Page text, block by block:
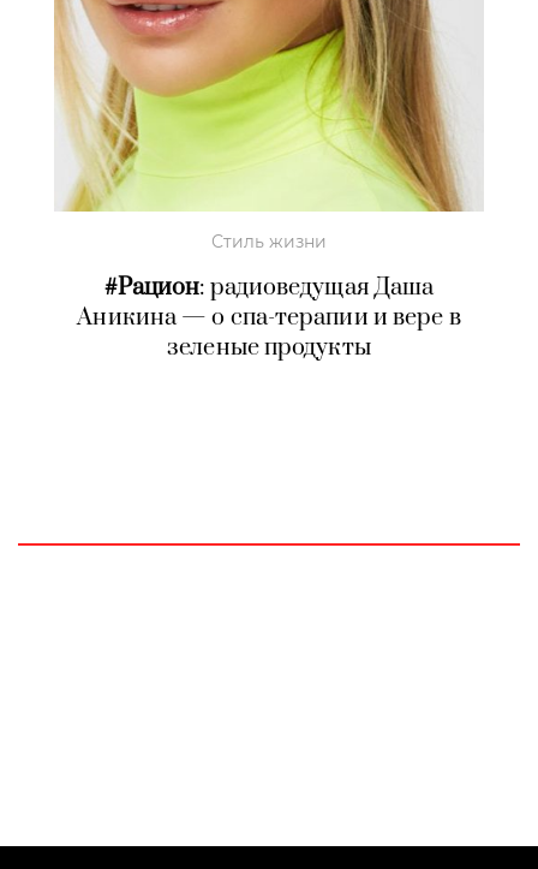
Стиль жизни
#Рацион: радиоведущая Даша
Аникина — о спа-терапии и вере в
зеленые продукты